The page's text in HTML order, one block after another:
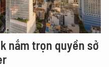
nắm trọn quyền sở